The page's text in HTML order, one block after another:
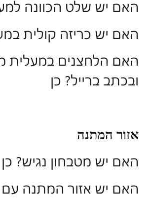
האם יש שלט הכוונה
האם יש כריזה קולית
האם הלחצנים במעלית
ובכתב ברייל? כן
אזור המתנה
האם יש מטבחון נגיש? כן
האם יש אזור המתנה עם